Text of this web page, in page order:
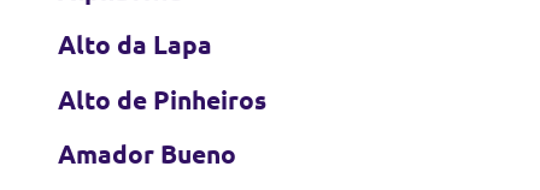
Alto da Lapa
Alto de Pinheiros
Amador Bueno